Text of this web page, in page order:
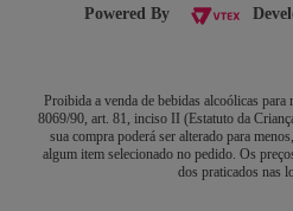
Powered By
Proibida a venda de bebidas alcoólicas
8069/90, art. 81, inciso II (Estatuto da
sua compra poderá ser alterado para
algum item selecionado no pedido. Os
dos praticados nas